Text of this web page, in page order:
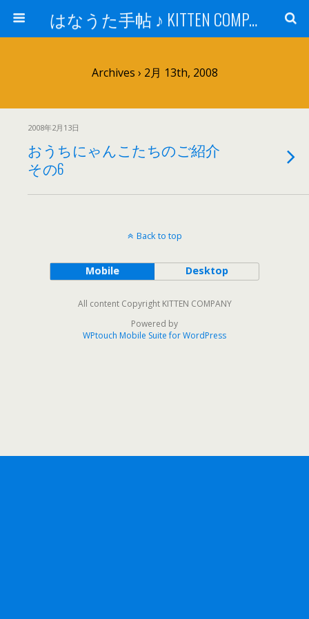
はなうた手帖 ♪ KITTEN COMPANY
Archives › 2月 13th, 2008
2008年2月13日
おうちにゃんこたちのご紹介
その6
Back to top
Mobile Desktop
All content Copyright KITTEN COMPANY
Powered by
WPtouch Mobile Suite for WordPress